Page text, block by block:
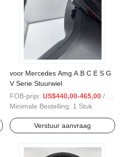
voor Mercedes Amg A B C E S G
V Serie Stuurwiel
FOB-prijs: US$440,00-465,00 / Stuk
Minimale Bestelling: 1 Stuk
Verstuur aanvraag